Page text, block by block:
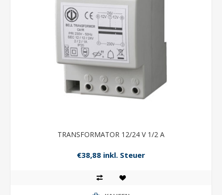
TRANSFORMATOR 12/24 V 1/2 A
€38,88 inkl. Steuer